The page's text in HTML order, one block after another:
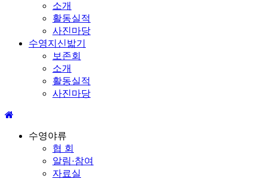
소개
활동실적
사진마당
수영지신밟기
보존회
소개
활동실적
사진마당
수영야류
협 회
알림·참여
자료실